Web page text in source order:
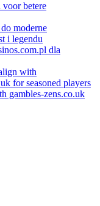
voor betere
moderne
i legendu
dla
with
for seasoned players
gambles-zens.co.uk